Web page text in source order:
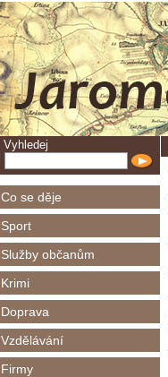
Vyhledej
Co se děje
Sport
Služby občanům
Krimi
Doprava
Vzdělávání
Firmy